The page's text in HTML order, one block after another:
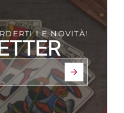
LE NOVITÀ!